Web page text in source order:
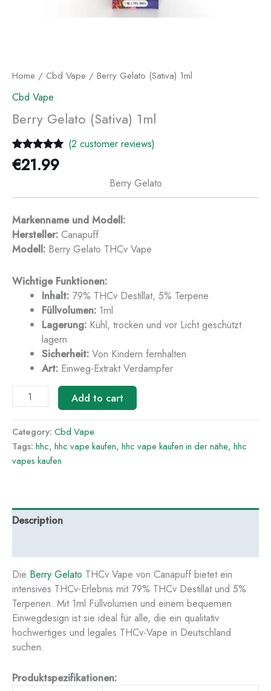
Home / Cbd Vape / Berry Gelato (Sativa) 1ml
Cbd Vape
Berry Gelato (Sativa) 1ml
Rated
5.00
out of 5
2
ratings
(2 customer reviews)
€21.99
Berry Gelato
Markenname und Modell:
Hersteller: Canapuff
Modell: Berry Gelato THCv Vape
Wichtige Funktionen:
Inhalt: 79% THCv Destillat, 5% Terpene
Füllvolumen: 1ml
Lagerung: Kühl, trocken und vor Licht geschützt
lagern
Sicherheit: Von Kindern fernhalten
Art: Einweg-Extrakt Verdampfer
Add to cart
Category: Cbd Vape
Tags: hhc, hhc vape kaufen, hhc vape kaufen in der nähe, hhc
vapes kaufen
Description
Die Berry Gelato THCv Vape von Canapuff bietet ein
intensives THCv-Erlebnis mit 79% THCv Destillat und 5%
Terpenen. Mit 1ml Füllvolumen und einem bequemen
Einwegdesign ist sie ideal für alle, die ein qualitativ
hochwertiges und legales THCv-Vape in Deutschland
suchen.
Produktspezifikationen: